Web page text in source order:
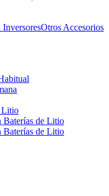
InversoresOtros Accesorios
Litio
Baterías de Litio
Baterías de Litio